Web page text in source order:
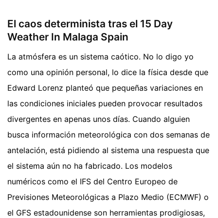
El caos determinista tras el 15 Day
Weather In Malaga Spain
La atmósfera es un sistema caótico. No lo digo yo
como una opinión personal, lo dice la física desde que
Edward Lorenz planteó que pequeñas variaciones en
las condiciones iniciales pueden provocar resultados
divergentes en apenas unos días. Cuando alguien
busca información meteorológica con dos semanas de
antelación, está pidiendo al sistema una respuesta que
el sistema aún no ha fabricado. Los modelos
numéricos como el IFS del Centro Europeo de
Previsiones Meteorológicas a Plazo Medio (ECMWF) o
el GFS estadounidense son herramientas prodigiosas,